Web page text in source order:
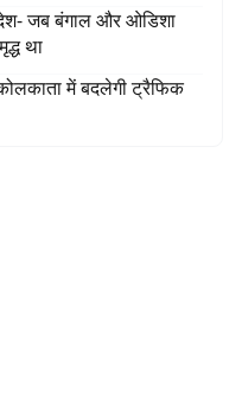
जब बंगाल और ओडिशा
था
में बदलेगी ट्रैफिक